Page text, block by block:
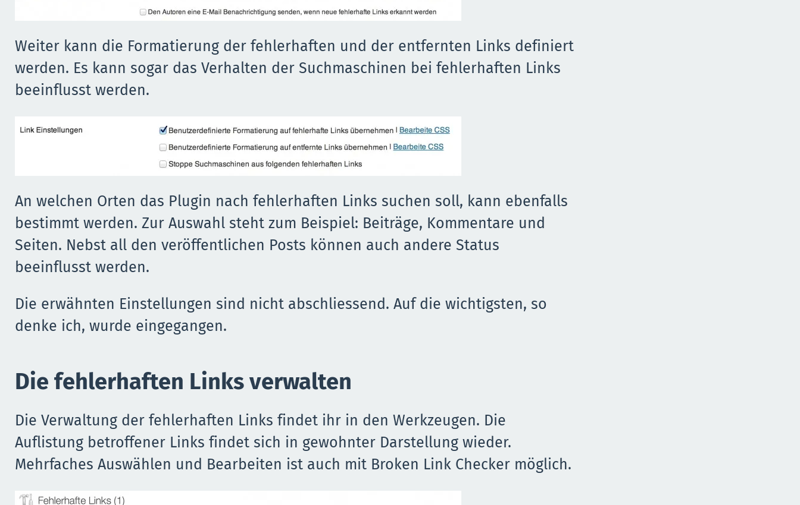
Weiter kann die Formatierung der fehlerhaften und der entfernten Links definiert
werden. Es kann sogar das Verhalten der Suchmaschinen bei fehlerhaften Links
beeinflusst werden.
An welchen Orten das Plugin nach fehlerhaften Links suchen soll, kann ebenfalls
bestimmt werden. Zur Auswahl steht zum Beispiel: Beiträge, Kommentare und
Seiten. Nebst all den veröffentlichen Posts können auch andere Status
beeinflusst werden.
Die erwähnten Einstellungen sind nicht abschliessend. Auf die wichtigsten, so
denke ich, wurde eingegangen.
Die fehlerhaften Links verwalten
Die Verwaltung der fehlerhaften Links findet ihr in den Werkzeugen. Die
Auflistung betroffener Links findet sich in gewohnter Darstellung wieder.
Mehrfaches Auswählen und Bearbeiten ist auch mit Broken Link Checker möglich.